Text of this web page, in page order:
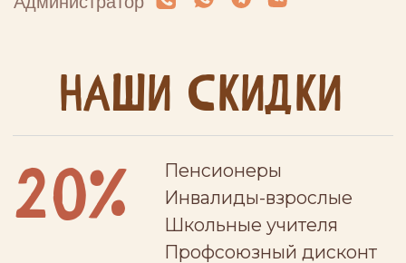
20% Пенсионеры
Инвалиды-взрослые
Дети из многодетных
семей, дети-инвалиды